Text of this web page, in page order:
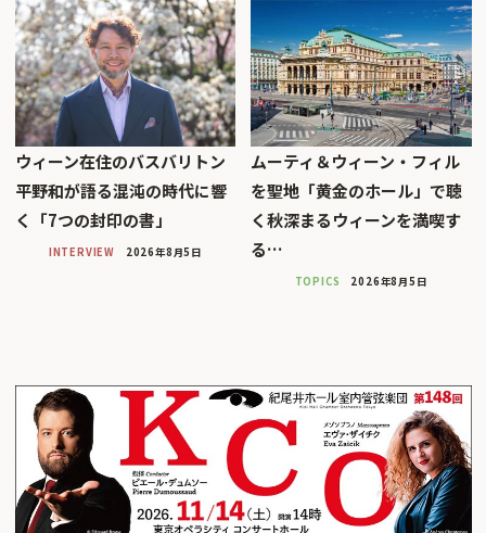
ウィーン在住のバスバリトン
平野和が語る混沌の時代に響
く「7つの封印の書」
INTERVIEW 2026年8月5日
ムーティ＆ウィーン・フィル
を聖地「黄金のホール」で聴
く秋深まるウィーンを満喫す
る…
TOPICS 2026年8月5日